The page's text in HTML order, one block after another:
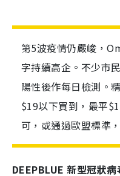
第5波疫情仍嚴峻，
字持續高企。不少市
陽性後作每日檢測。
$19以下買到，最平
可，或通過歐盟標準
DEEPBLUE 新型冠狀